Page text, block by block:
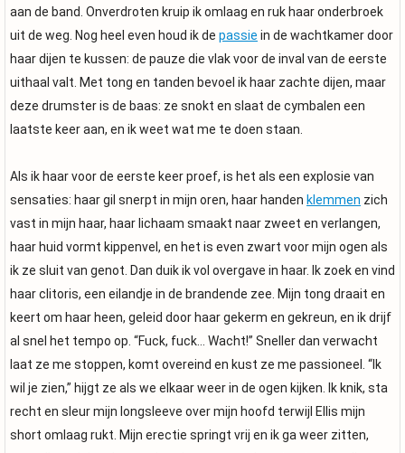
aan de band. Onverdroten kruip ik omlaag en ruk haar onderbroek
uit de weg. Nog heel even houd ik de passie in de wachtkamer door
haar dijen te kussen: de pauze die vlak voor de inval van de eerste
uithaal valt. Met tong en tanden bevoel ik haar zachte dijen, maar
deze drumster is de baas: ze snokt en slaat de cymbalen een
laatste keer aan, en ik weet wat me te doen staan.
Als ik haar voor de eerste keer proef, is het als een explosie van
sensaties: haar gil snerpt in mijn oren, haar handen klemmen zich
vast in mijn haar, haar lichaam smaakt naar zweet en verlangen,
haar huid vormt kippenvel, en het is even zwart voor mijn ogen als
ik ze sluit van genot. Dan duik ik vol overgave in haar. Ik zoek en vind
haar clitoris, een eilandje in de brandende zee. Mijn tong draait en
keert om haar heen, geleid door haar gekerm en gekreun, en ik drijf
al snel het tempo op. “Fuck, fuck… Wacht!” Sneller dan verwacht
laat ze me stoppen, komt overeind en kust ze me passioneel. “Ik
wil je zien,” hijgt ze als we elkaar weer in de ogen kijken. Ik knik, sta
recht en sleur mijn longsleeve over mijn hoofd terwijl Ellis mijn
short omlaag rukt. Mijn erectie springt vrij en ik ga weer zitten,